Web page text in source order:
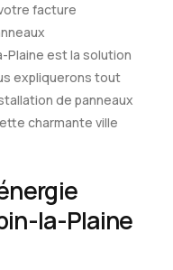
facture
Plaine est la solution
expliquerons tout
de panneaux
charmante ville
la-Plaine